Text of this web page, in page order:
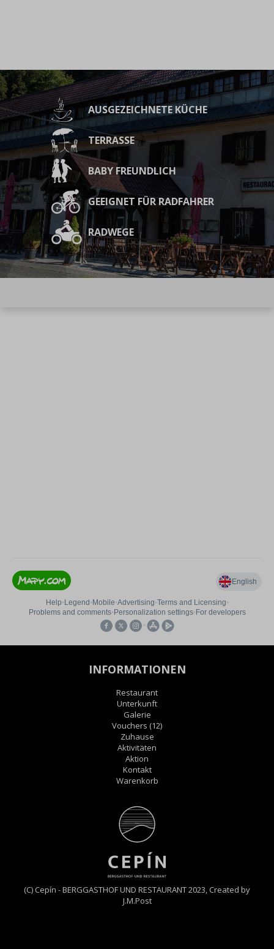
AUSGEZEICHNETE KÜCHE
TERRASSE
BABY FREUNDLICH
GEEIGNET FÜR RADFAHRER
RADWEGE
INFORMATIONEN
Restaurant
Unterkunft
Galerie
Vouchers (12)
Zuhause
Aktivitäten
Aktion
Kontakt
Warenkorb
(C) Cepín - BERGGASTHOF UND RESTAURANT 2023, Created by
J.M.Post